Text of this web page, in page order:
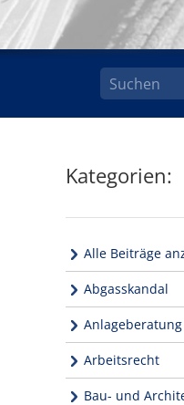
Kategorien:
Alle Beiträge
Abgasskandal
Anlageberatung
Arbeitsrecht
Bau- und